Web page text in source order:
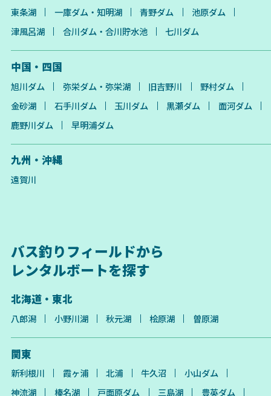
東条湖
一庫ダム・知明湖 青野ダム
池原ダム
津風呂湖
合川ダム・合川貯水池 七川ダム
中国・四国
旭川ダム 弥栄ダム・弥栄湖 旧吉野川
野村ダム
金砂湖
石手川ダム 玉川ダム 黒瀬ダム
面河ダム
鹿野川ダム
早明浦ダム
九州・沖縄
遠賀川
バス釣りフィールドから
レンタルボートを探す
北海道・東北
八郎潟 小野川湖 秋元湖 桧原湖 曽原湖
関東
新利根川 霞ヶ浦 北浦 牛久沼
小山ダム
神流湖
榛名湖 戸面原ダム 三島湖
豊英ダム